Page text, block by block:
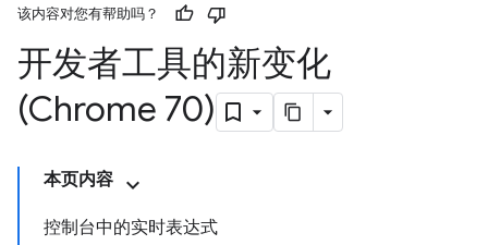
该内容对您有帮助吗？
开发者工具的新变化
(Chrome 70)
本页内容
控制台中的实时表达式